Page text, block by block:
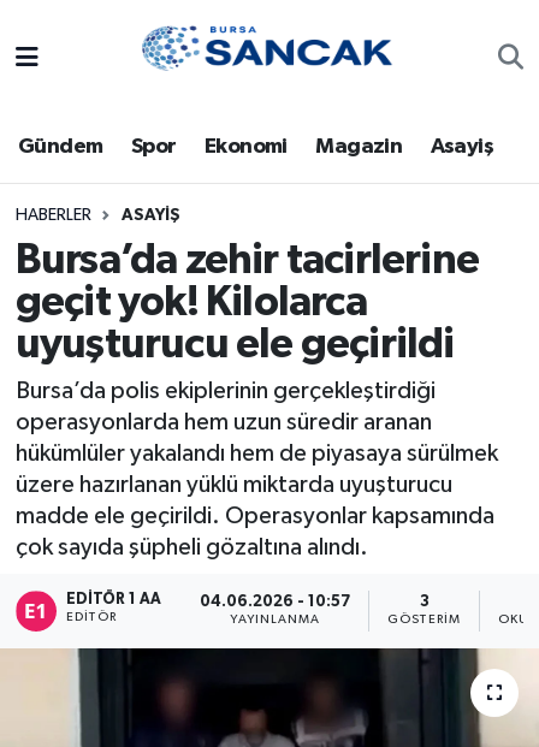
Gündem Spor Ekonomi Magazin Asayiş
HABERLER ASAYIŞ
Bursa’da zehir tacirlerine
geçit yok! Kilolarca
uyuşturucu ele geçirildi
Bursa’da polis ekiplerinin gerçekleştirdiği
operasyonlarda hem uzun süredir aranan
hükümlüler yakalandı hem de piyasaya sürülmek
üzere hazırlanan yüklü miktarda uyuşturucu
madde ele geçirildi. Operasyonlar kapsamında
çok sayıda şüpheli gözaltına alındı.
EDITÖR 1 AA
EDITÖR
04.06.2026 - 10:57
YAYINLANMA
3
GÖSTERIM
Bursa
Dünya
Eğitim
Ekonomi
Genel
Gündem
Magazin
Trafik Durumu
Süper Lig Puan Durumu ve Fikstür
Tüm Manşetler
Son Dakika Haberleri
Haber Arşivi